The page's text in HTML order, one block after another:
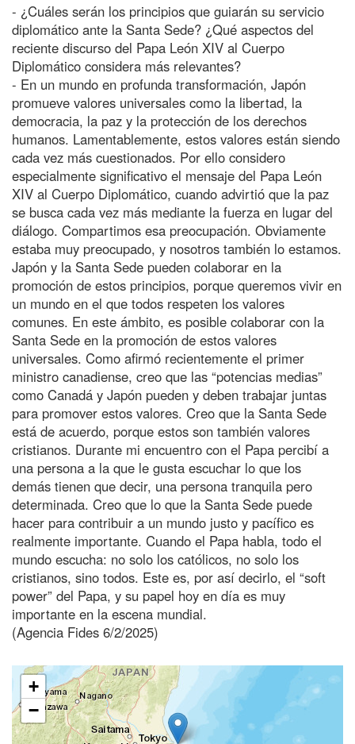
- ¿Cuáles serán los principios que guiarán su servicio
diplomático ante la Santa Sede? ¿Qué aspectos del
reciente discurso del Papa León XIV al Cuerpo
Diplomático considera más relevantes?
- En un mundo en profunda transformación, Japón
promueve valores universales como la libertad, la
democracia, la paz y la protección de los derechos
humanos. Lamentablemente, estos valores están siendo
cada vez más cuestionados. Por ello considero
especialmente significativo el mensaje del Papa León
XIV al Cuerpo Diplomático, cuando advirtió que la paz
se busca cada vez más mediante la fuerza en lugar del
diálogo. Compartimos esa preocupación. Obviamente
estaba muy preocupado, y nosotros también lo estamos.
Japón y la Santa Sede pueden colaborar en la
promoción de estos principios, porque queremos vivir en
un mundo en el que todos respeten los valores
comunes. En este ámbito, es posible colaborar con la
Santa Sede en la promoción de estos valores
universales. Como afirmó recientemente el primer
ministro canadiense, creo que las “potencias medias”
como Canadá y Japón pueden y deben trabajar juntas
para promover estos valores. Creo que la Santa Sede
está de acuerdo, porque estos son también valores
cristianos. Durante mi encuentro con el Papa percibí a
una persona a la que le gusta escuchar lo que los
demás tienen que decir, una persona tranquila pero
determinada. Creo que lo que la Santa Sede puede
hacer para contribuir a un mundo justo y pacífico es
realmente importante. Cuando el Papa habla, todo el
mundo escucha: no solo los católicos, no solo los
cristianos, sino todos. Este es, por así decirlo, el “soft
power” del Papa, y su papel hoy en día es muy
importante en la escena mundial.
(Agencia Fides 6/2/2025)
+
−